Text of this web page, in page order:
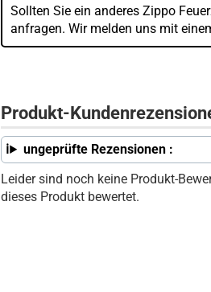
Sollten Sie ein anderes Zippo
anfragen. Wir melden uns mit
Produkt-
ungeprüfte Rezensionen :
Leider sind noch keine Produkt-
dieses Produkt bewertet.